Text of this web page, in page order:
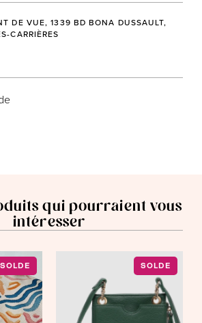
et conditions d'achats
DE VUE, 1339 BD BONA DUSSAULT,
CARRIÈRES
qui pourraient vous
intéresser
SOLDE SOLDE